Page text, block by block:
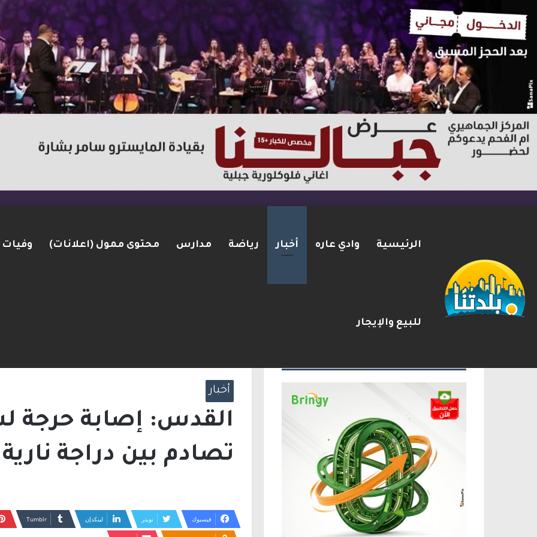
الرئيسية وادي عاره أخبار رياضة مدارس محتوى ممول (اعلانات) وفيات
للبيع والإيجار
2026-08-07 شريط الأخبار
أخبار
القدس: إصابة حرجة
تصادم بين دراجة
فيسبوك تويتر لينكدإن